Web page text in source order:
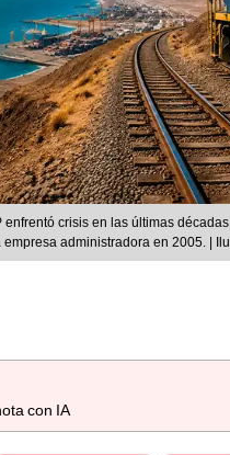
crisis en las últimas
administradora en 2005. |
con IA